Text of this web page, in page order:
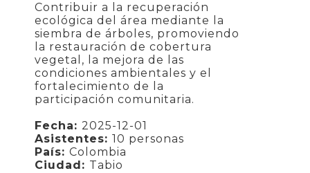
Contribuir a la recuperación
ecológica del área mediante la
siembra de árboles, promoviendo
la restauración de cobertura
vegetal, la mejora de las
condiciones ambientales y el
fortalecimiento de la
participación comunitaria.
Fecha:2025-12-01
Asistentes:10 personas
País:Colombia
Ciudad: Tabio